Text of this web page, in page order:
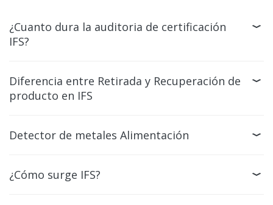
¿Cuanto dura la auditoria de certificación
IFS?
Diferencia entre Retirada y Recuperación de
producto en IFS
Detector de metales Alimentación
¿Cómo surge IFS?